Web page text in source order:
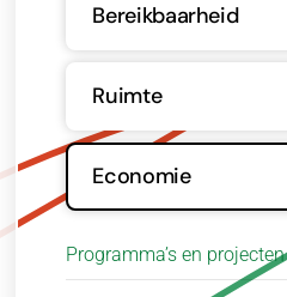
Bereikbaarheid
Ruimte
Economie
Programma’s en projecten